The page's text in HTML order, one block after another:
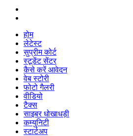
होम
लेटेस्ट
सुप्रीम कोर्ट
स्टूडेंट सेंटर
कैसे करें आवेदन
वेब स्टोरी
फोटो गैलरी
वीडियो
टैक्स
साइबर धोखाधड़ी
कम्युनिटी
स्टार्टअप